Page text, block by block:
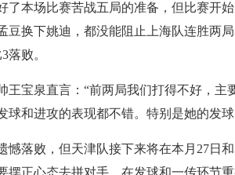
了本场比赛苦战五局的准备，但比赛开
豆换下姚迪，都没能阻止上海队连胜两
落败。
王宝泉直言：“前两局我们打得不好，
球和进攻的表现都不错。特别是她的发
憾落败，但天津队接下来将在本月27日
摆正心态去拼对手，在发球和一传环节